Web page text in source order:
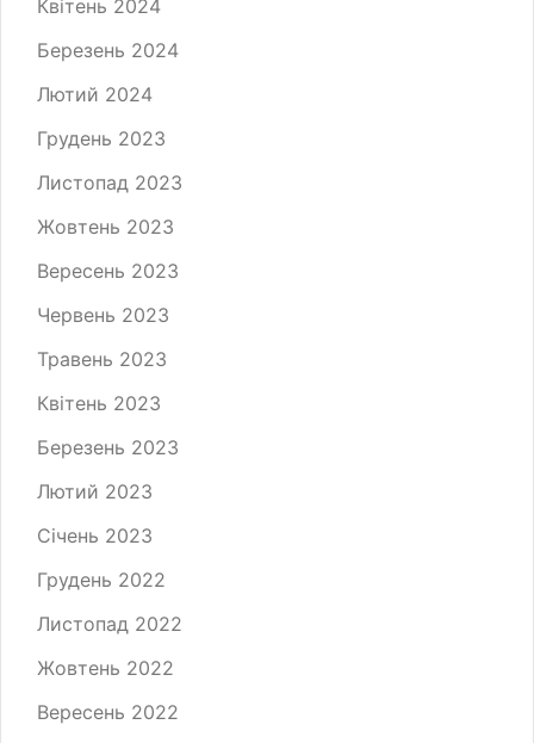
Квітень 2024
Березень 2024
Лютий 2024
Грудень 2023
Листопад 2023
Жовтень 2023
Вересень 2023
Червень 2023
Травень 2023
Квітень 2023
Березень 2023
Лютий 2023
Січень 2023
Грудень 2022
Листопад 2022
Жовтень 2022
Вересень 2022